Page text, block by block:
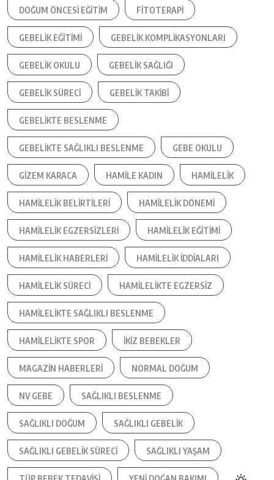
DOĞUM ÖNCESI EĞITIM FITOTERAPI
GEBELIK EĞITIMI GEBELIK KOMPLIKASYONLARI
GEBELIK OKULU GEBELIK SAĞLIĞI
GEBELIK SÜRECI GEBELIK TAKIBI
GEBELIKTE BESLENME
GEBELIKTE SAĞLIKLI BESLENME GEBE OKULU
GIZEM KARACA HAMILE KADIN HAMILELIK
HAMILELIK BELIRTILERI HAMILELIK DÖNEMI
HAMILELIK EGZERSIZLERI HAMILELIK EĞITIMI
HAMILELIK HABERLERI HAMILELIK IDDIALARI
HAMILELIK SÜRECI HAMILELIKTE EGZERSIZ
HAMILELIKTE SAĞLIKLI BESLENME
HAMILELIKTE SPOR IKIZ BEBEKLER
MAGAZIN HABERLERI NORMAL DOĞUM
NV GEBE SAĞLIKLI BESLENME
SAĞLIKLI DOĞUM SAĞLIKLI GEBELIK
SAĞLIKLI GEBELIK SÜRECI SAĞLIKLI YAŞAM